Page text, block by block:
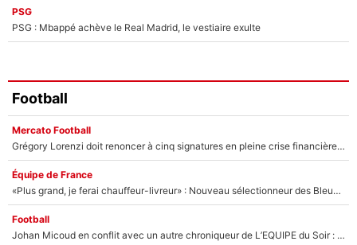
PSG
PSG : Mbappé achève le Real Madrid, le vestiaire exulte
Football
Mercato Football
Grégory Lorenzi doit renoncer à cinq signatures en pleine crise financière : L’IA propose sept noms à l’OM pour un mercato réussi... à seulement 5M€ !
Équipe de France
«Plus grand, je ferai chauffeur-livreur» : Nouveau sélectionneur des Bleus, Zinédine Zidane s’était imaginé un avenir très différent lorsqu'il était enfant
Football
Johan Micoud en conflit avec un autre chroniqueur de L’EQUIPE du Soir : «Pendant un moment, je ne les ai pas remis ensemble dans l'émission»